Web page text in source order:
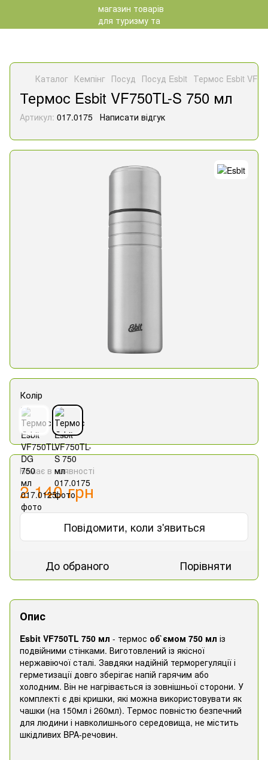
Каталог Кемпінг Посуд Посуд Esbit Термос Esbit
Термос Esbit VF750TL-S 750 мл
Артикул: 017.0175 Написати відгук
Колір
Немає в наявності
2 140 грн
Повідомити, коли з'явиться
До обраного Порівняти
Опис
Esbit VF750TL 750 мл - термос об`ємом 750 мл із
подвійними стінками. Виготовлений із якісної
нержавіючої сталі. Завдяки надійній терморегуляції і
герметизації довго зберігає напій гарячим або
холодним. Він не нагрівається із зовнішньої сторони. У
комплекті є дві кришки, які можна використовувати як
чашки (на 150мл і 260мл). Термос повністю безпечний
для людини і навколишнього середовища, не містить
шкідливих BPA-речовин.